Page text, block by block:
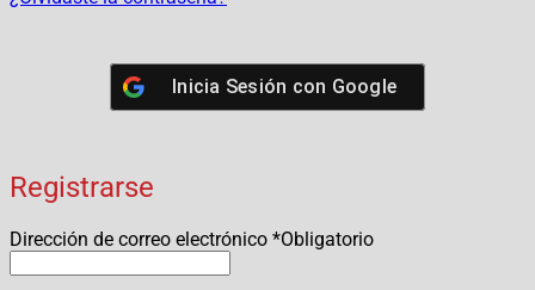
Inicia Sesión con Google
Registrarse
Dirección de correo electrónico *Obligatorio